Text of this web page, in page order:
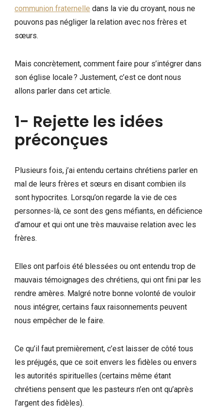
communion fraternelle dans la vie du croyant, nous ne
pouvons pas négliger la relation avec nos frères et
sœurs.
Mais concrètement, comment faire pour s’intégrer dans
son église locale ? Justement, c’est ce dont nous
allons parler dans cet article.
1- Rejette les idées
préconçues
Plusieurs fois, j’ai entendu certains chrétiens parler en
mal de leurs frères et sœurs en disant combien ils
sont hypocrites. Lorsqu’on regarde la vie de ces
personnes-là, ce sont des gens méfiants, en déficience
d’amour et qui ont une très mauvaise relation avec les
frères.
Elles ont parfois été blessées ou ont entendu trop de
mauvais témoignages des chrétiens, qui ont fini par les
rendre amères. Malgré notre bonne volonté de vouloir
nous intégrer, certains faux raisonnements peuvent
nous empêcher de le faire.
Ce qu’il faut premièrement, c’est laisser de côté tous
les préjugés, que ce soit envers les fidèles ou envers
les autorités spirituelles (certains même étant
chrétiens pensent que les pasteurs n’en ont qu’après
l’argent des fidèles).